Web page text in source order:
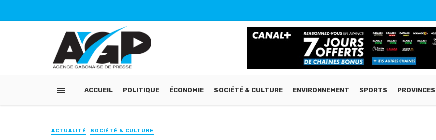
ACCUEIL POLITIQUE ÉCONOMIE SOCIÉTÉ & CULTURE ENVIRONNEMENT SPORTS PROVINCES
ACTUALITÉ SOCIÉTÉ & CULTURE